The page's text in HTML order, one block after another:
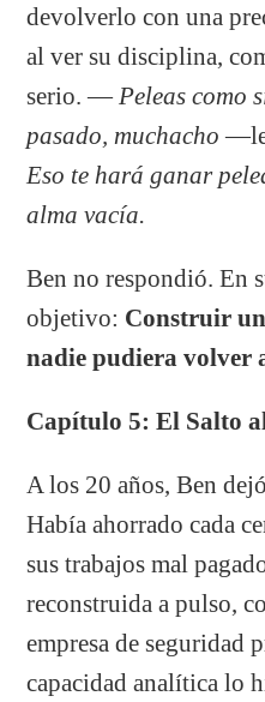
devolverlo con una
al ver su disciplina,
serio. — Peleas como
pasado, muchacho —le
Eso te hará ganar
alma vacía.
Ben no respondió. En
objetivo: Construir
nadie pudiera volver
Capítulo 5: El Salto
A los 20 años, Ben
Había ahorrado cada
sus trabajos mal
reconstruida a pulso,
empresa de seguridad
capacidad analítica lo